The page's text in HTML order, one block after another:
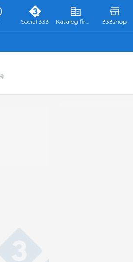
Social 333 Katalog firm 333 333shop